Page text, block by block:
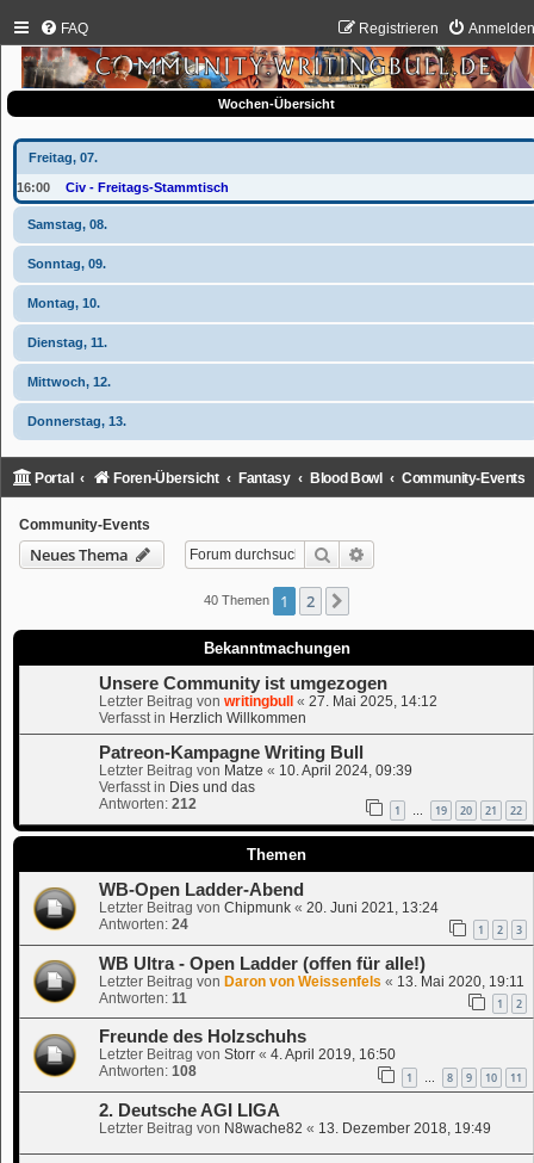
FAQ Registrieren
Wochen-Übersicht
Freitag, 07.
16:00 Civ - Freitags-Stammtisch
Samstag, 08.
Sonntag, 09.
Montag, 10.
Dienstag, 11.
Mittwoch, 12.
Donnerstag, 13.
Portal Foren-Übersicht Fantasy Blood Bowl Community-Events
Community-Events
Neues Thema Suche
40 Themen 1 2
Bekanntmachungen
Unsere Community ist umgezogen
Letzter Beitrag von writingbull « 27. Mai 2025, 14:12
Verfasst in Herzlich Willkommen
Patreon-Kampagne Writing Bull
Letzter Beitrag von Matze « 10. April 2024, 09:39
Verfasst in Dies und das
Antworten: 212 1 19 20 21 22
Themen
WB-Open Ladder-Abend
Letzter Beitrag von Chipmunk « 20. Juni 2021, 13:24
Antworten: 24 1 2 3
WB Ultra - Open Ladder (offen für alle!)
Letzter Beitrag von Daron von Weissenfels « 13. Mai 2020, 19:11
Antworten: 11 1 2
Freunde des Holzschuhs
Letzter Beitrag von Storr « 4. April 2019, 16:50
Antworten: 108 1 … 8 9 10 11
2. Deutsche AGI LIGA
Letzter Beitrag von N8wache82 « 13. Dezember 2018, 19:49